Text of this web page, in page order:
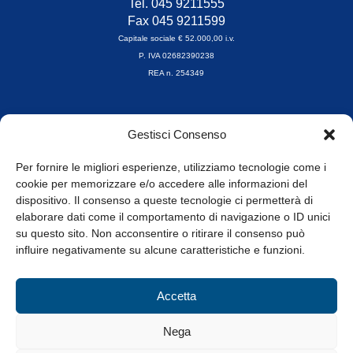
Gestisci Consenso
Per fornire le migliori esperienze, utilizziamo tecnologie come i
cookie per memorizzare e/o accedere alle informazioni del
dispositivo. Il consenso a queste tecnologie ci permetterà di
elaborare dati come il comportamento di navigazione o ID unici
su questo sito. Non acconsentire o ritirare il consenso può
influire negativamente su alcune caratteristiche e funzioni.
Accetta
Nega
Tel. 045 9211555
Fax 045 9211599
Capitale sociale € 52.000,00 i.v.
P. IVA 02682390238
REA n. 254349
Orari di apertura
8.30-13.00 / 14.00-17.30
Whistleblowing
© Tutti i diritti riservati
Privacy Policy e Cookie|Informativa Cookie